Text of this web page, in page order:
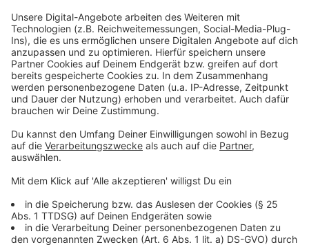
Euskirchen sucht, der kann sich auch online
informieren, sagt Reichelt. Hier hat die Stadt seit
mehreren Jahren dieKühle-Orte-Karte. Von daher
brauche sich Euskirchen nicht zu verstecken. Aber die
diesjährige Studie nehme er als Anlass, weiter an dem
Thema zu arbeiten.
Anzeige
Anzeige